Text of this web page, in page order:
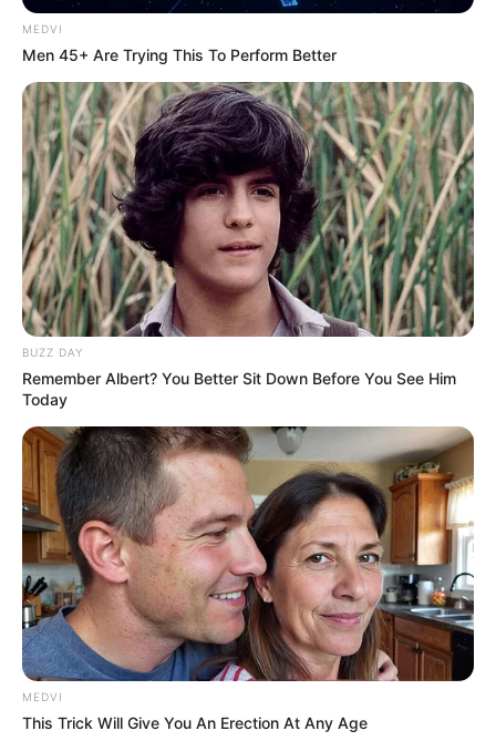
บทแผ่อุเบกขา ความปล่อยวาง พร้อมคำแปล
คำขอขมาพระรัตนตรัย ให้จิตใจสงบ เป็นกุศลแก่ชีวิต
บทแผ่เมตตาให้สรรพสัตว์ สัพเพ สัตตา
เคล็ดลับเสริมดวงตามวันเกิด
นักเขียน
กองบรรณาธิการ
MEDVI
Men 45+ Are Trying This To Perform Better
BUZZ DAY
Remember Albert? You Better Sit Down Before You See Him
Today
MEDVI
This Trick Will Give You An Erection At Any Age